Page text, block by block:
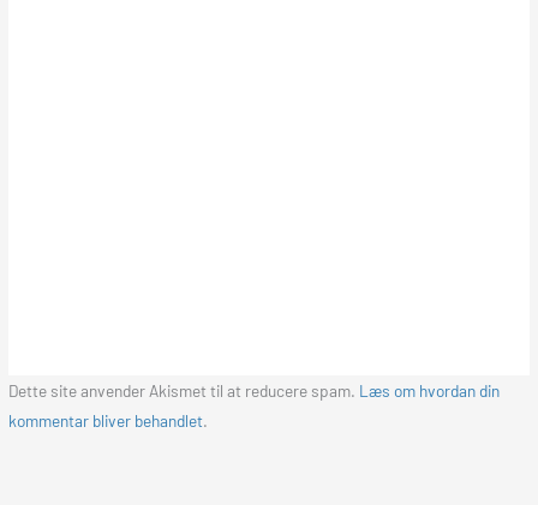
Dette site anvender Akismet til at reducere spam. Læs om hvordan din
kommentar bliver behandlet.